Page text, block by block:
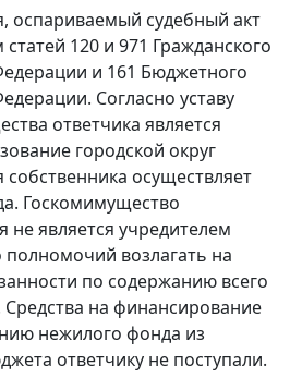
оспариваемый судебный акт
статей 120 и 971 Гражданского
и 161 Бюджетного
Согласно уставу
ответчика является
городской округ
осуществляет
Госкомимущество
является учредителем
возлагать на
по содержанию всего
Средства на финансирование
нежилого фонда из
ответчику не поступали.